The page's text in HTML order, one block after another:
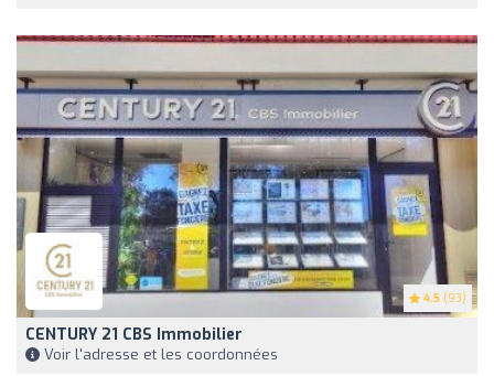
4.5 (93)
CENTURY 21 CBS Immobilier
Voir l'adresse et les coordonnées